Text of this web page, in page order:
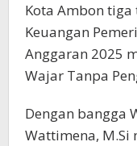
Kota Ambon
Keuangan
Anggaran 2025
Wajar Tanpa
Dengan bangga
Wattimena, M.Si